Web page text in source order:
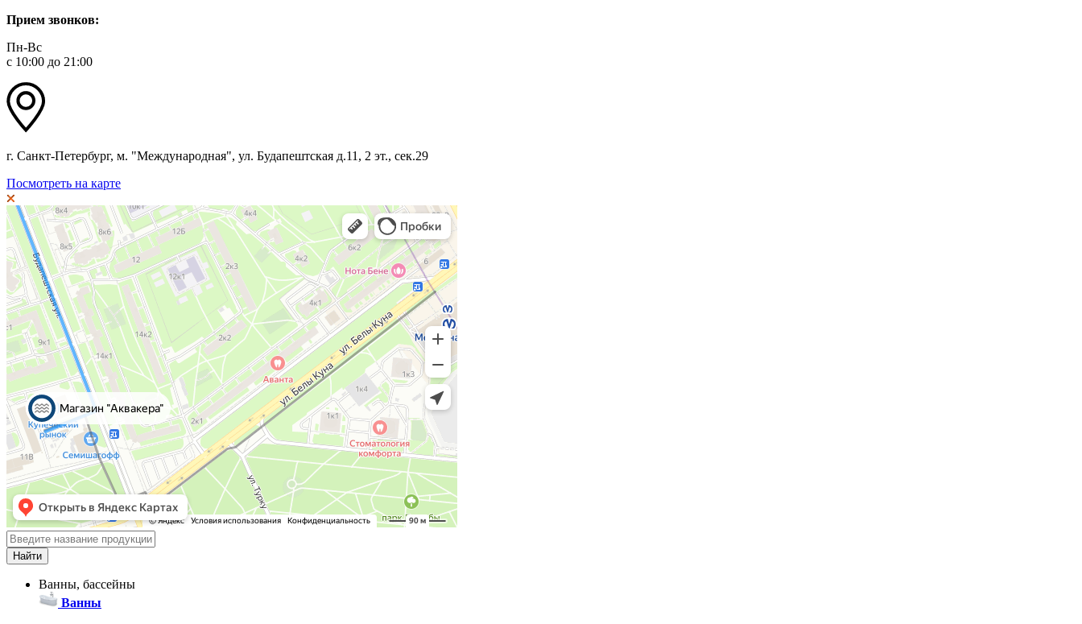
Прием звонков:
Пн-Вс
с 10:00 до 21:00
г. Санкт-Петербург, м. "Международная", ул. Будапештская д.11, 2 эт., сек.29
Посмотреть на карте
Ванны, бассейны
Ванны